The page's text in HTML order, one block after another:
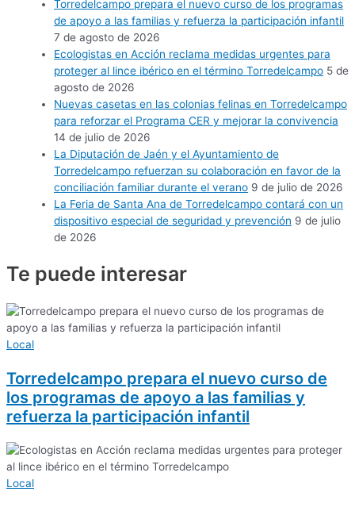
Torredelcampo prepara el nuevo curso de los programas
de apoyo a las familias y refuerza la participación infantil
7 de agosto de 2026
Ecologistas en Acción reclama medidas urgentes para
proteger al lince ibérico en el término Torredelcampo 5 de
agosto de 2026
Nuevas casetas en las colonias felinas en Torredelcampo
para reforzar el Programa CER y mejorar la convivencia
14 de julio de 2026
La Diputación de Jaén y el Ayuntamiento de
Torredelcampo refuerzan su colaboración en favor de la
conciliación familiar durante el verano 9 de julio de 2026
La Feria de Santa Ana de Torredelcampo contará con un
dispositivo especial de seguridad y prevención 9 de julio
de 2026
Te puede interesar
Local
Torredelcampo prepara el nuevo curso de
los programas de apoyo a las familias y
refuerza la participación infantil
Local